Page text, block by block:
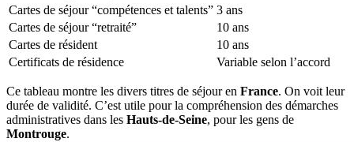
Cartes de séjour “compétences et talents” 3 ans
Cartes de séjour “retraité”
10 ans
Cartes de résident
10 ans
Certificats de résidence
Variable selon l’accord
Ce tableau montre les divers titres de séjour en France. On voit leur
durée de validité. C’est utile pour la compréhension des démarches
administratives dans les Hauts-de-Seine, pour les gens de
Montrouge.